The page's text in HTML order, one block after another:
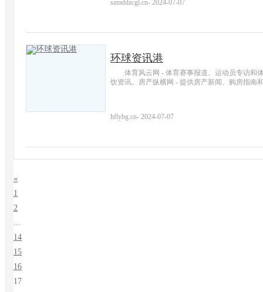
szmddzcgl.cn- 2024-07-07
环球资讯港
体育风云网 - 体育赛事报道、运动员专访和
饮资讯。房产纵横网 - 提供房产新闻、购房指南
hflybg.cn- 2024-07-07
«
1
2
14
15
16
17